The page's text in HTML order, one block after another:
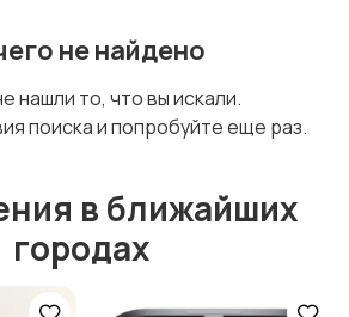
не найдено
нашли то, что вы искали.
поиска и попробуйте еще раз.
в ближайших
городах